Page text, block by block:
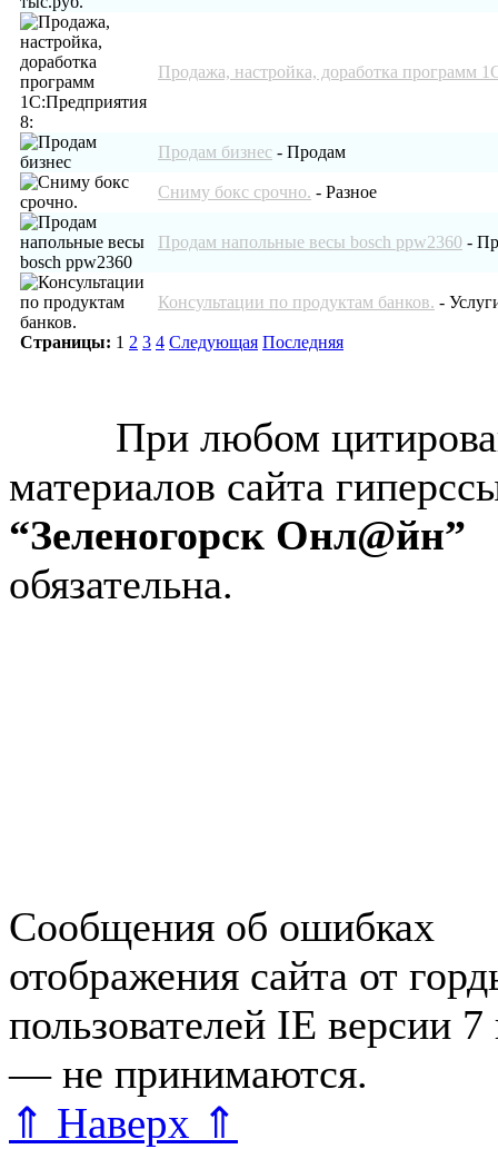
Продажа, настройка, доработка программ
Продам бизнес - Продам
Сниму бокс срочно. - Разное
Продам напольные весы bosch ppw2360 -
Консультации по продуктам банков. -
Страницы: 1 2 3 4 Следующая Последняя
При любом
материалов сайта
“Зеленогорск Онл@йн”
обязательна.
Сообщения об ошибках
отображения сайта от
пользователей IE версии
— не принимаются.
⇑ Наверх ⇑